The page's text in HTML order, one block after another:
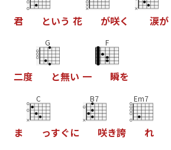
君 という 花 が咲く 涙が
二度
G
と無い 一
F
瞬を
ま
C
っすぐに
B7
咲き誇
Em7
れ